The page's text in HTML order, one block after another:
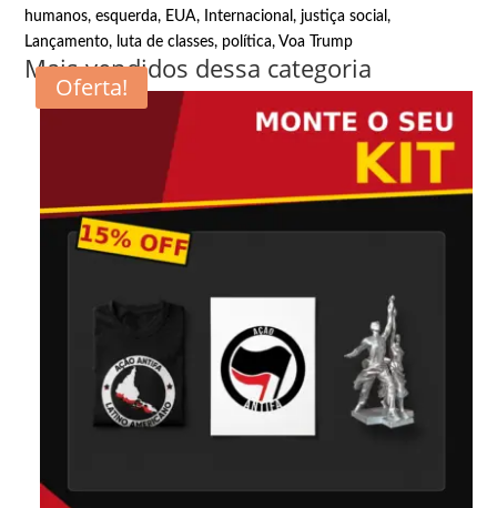
humanos,esquerda, EUA, Internacional,justiça social,
Lançamento, luta de classes, política,Voa Trump
Mais vendidos dessa categoria
Oferta!